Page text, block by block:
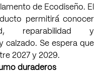
de Ecodiseño. El
permitirá conocer
reparabilidad y
calzado. Se espera que
2027 y 2029.
duraderos